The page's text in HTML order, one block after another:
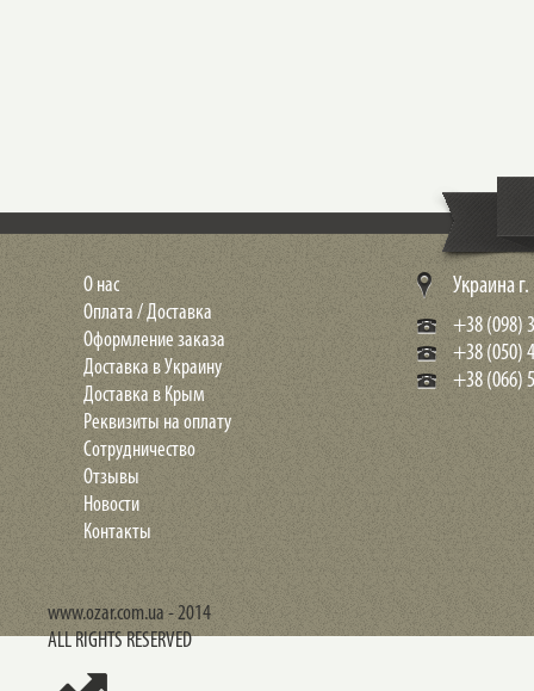
О нас
Оплата / Доставка
Оформление заказа
Доставка в Украину
Доставка в Крым
Реквизиты на оплату
Сотрудничество
Отзывы
Новости
Контакты
Украина
+38 (098)
+38 (050)
+38 (066)
www.ozar.com.ua - 2014
ALL RIGHTS RESERVED